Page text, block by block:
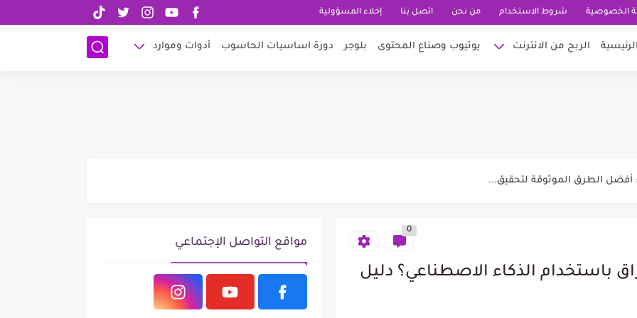
الربح من الانترنت اتصل بنا
الخصوصية شروط الاستخدام من نحن اتصل بنا إخلاء المسؤولية
الربح من الانترنت يوتيوب وصناع المحتوى بلوجر دورة اساسيات الحاسوب أدوات وموارد
يجذب العملاء ويزيد فرص...
0
باستخدام الذكاء الاصطناعي؟ دليل
مواقع التواصل الإجتماعي